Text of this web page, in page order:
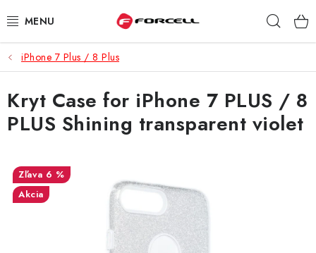
na
PUZDRÁ A OBALY
TVRDENÉ SKLÁ
DÁTOVÉ KÁBLE
NABÍJAČKY
DRŽIAKY NA MOBIL
BATÉRIE DO MOBILOV
iPhone 7 Plus / 8 Plus
Kryt Case for iPhone 7 PLUS / 8
PLUS Shining transparent violet
6 %
Akcia